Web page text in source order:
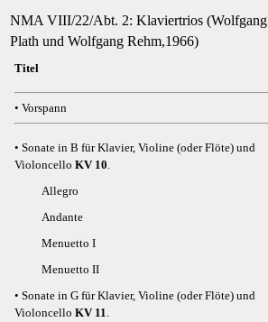
NMA VIII/22/Abt. 2: Klaviertrios (Wolfgang
Plath und Wolfgang Rehm,1966)
Titel
• Vorspann
• Sonate in B für Klavier, Violine (oder Flöte) und
Violoncello KV 10.
Allegro
Andante
Menuetto I
Menuetto II
• Sonate in G für Klavier, Violine (oder Flöte) und
Violoncello KV 11.